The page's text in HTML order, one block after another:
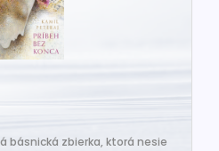
básnická zbierka, ktorá nesie